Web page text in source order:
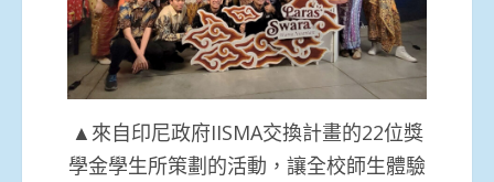
▲來自印尼政府IISMA交換計畫的22位獎
學金學生所策劃的活動，讓全校師生體驗